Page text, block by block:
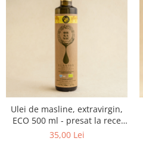
Ulei de masline, extravirgin,
ECO 500 ml - presat la rece
RECOLTA NOUA
35,00 Lei